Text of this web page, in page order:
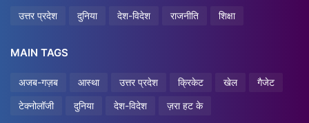
उत्तर प्रदेश दुनिया देश-विदेश राजनीति शिक्षा
MAIN TAGS
अजब-गज़ब आस्था उत्तर प्रदेश क्रिकेट खेल
गैजेट
टेक्नोलॉजी
दुनिया देश-विदेश ज़रा हट के